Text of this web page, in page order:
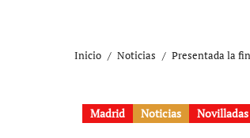
Inicio Noticias Presentada la
Madrid Noticias Novilladas